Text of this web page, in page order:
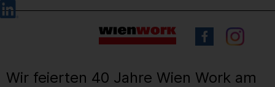
Barrierefreie
Bedienung
Sprachauswahl
Wir feierten 40 Jahre Wien Work am